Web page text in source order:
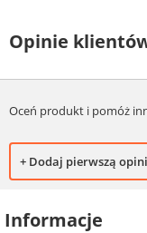
Opinie
Oceń produkt i pomóż
+ Dodaj pierwszą
Informacje